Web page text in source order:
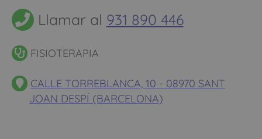
Llamar al 931 890 446
FISIOTERAPIA
CALLE TORREBLANCA, 10 - 08970 SANT
JOAN DESPÍ (BARCELONA)